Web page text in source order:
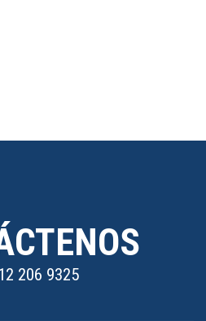
206 9325